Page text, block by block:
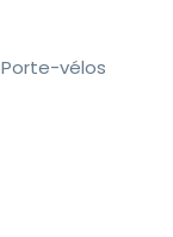
Porte-vélos